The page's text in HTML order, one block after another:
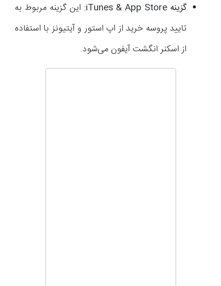
گزینه iTunes & App Store
: این گزینه مربوط به
تایید پروسه خرید از اپ استور و آیتیونز با استفاده
از اسکنر انگشت آیفون می‌شود.